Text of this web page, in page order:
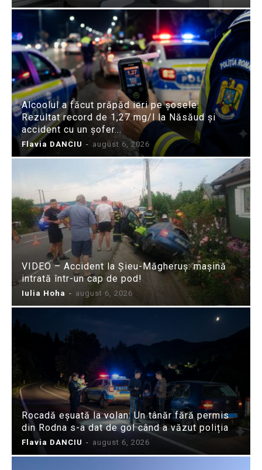
Alcoolul a făcut prăpăd ieri pe șosele:
Rezultat record de 1,27 mg/l la Năsăud și
accident cu un șofer...
Flavia DANCIU - august 6, 2026
VIDEO – Accident la Șieu-Măgheruș: mașină
intrată într-un cap de pod!
Iulia Hoha - august 6, 2026
Rocadă eșuată la volan: Un tânăr fără permis
din Rodna s-a dat de gol când a văzut poliția
Flavia DANCIU - august 6, 2026